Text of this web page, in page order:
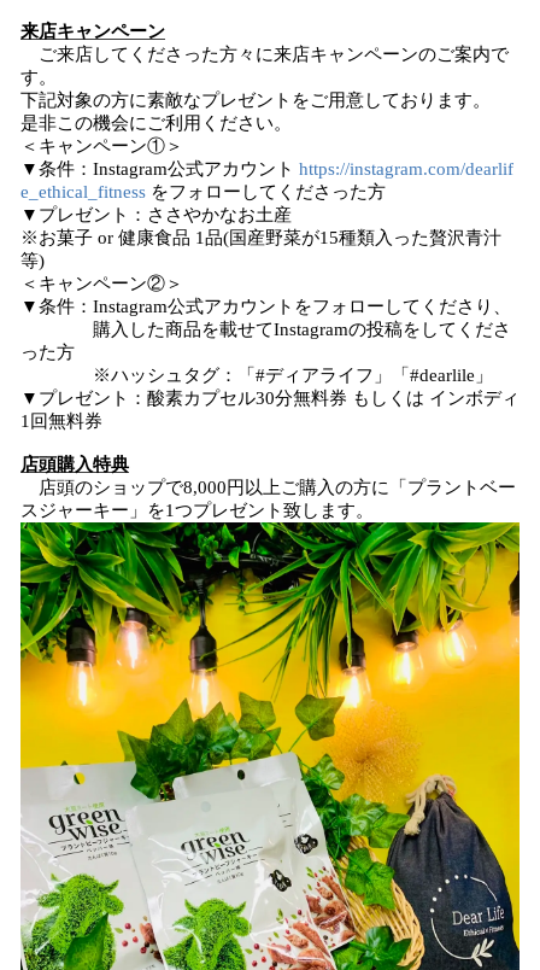
来店キャンペーン
ご来店してくださった方々に来店キャンペーンのご案内で
す。
下記対象の方に素敵なプレゼントをご用意しております。
是非この機会にご利用ください。
＜キャンペーン①＞
▼条件：Instagram公式アカウント https://instagram.com/dearlif
e_ethical_fitness をフォローしてくださった方
▼プレゼント：ささやかなお土産
※お菓子 or 健康食品 1品(国産野菜が15種類入った贅沢青汁
等)
＜キャンペーン②＞
▼条件：Instagram公式アカウントをフォローしてくださり、
購入した商品を載せてInstagramの投稿をしてくださ
った方
※ハッシュタグ：「#ディアライフ」「#dearlile」
▼プレゼント：酸素カプセル30分無料券 もしくは インボディ
1回無料券
店頭購入特典
店頭のショップで8,000円以上ご購入の方に「プラントベー
スジャーキー」を1つプレゼント致します。